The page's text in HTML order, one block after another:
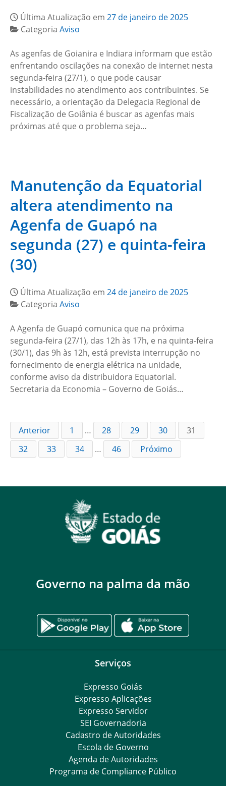
Última Atualização em 27 de janeiro de 2025
Categoria Aviso
As agenfas de Goianira e Indiara informam que estão
enfrentando oscilações na conexão de internet nesta
segunda-feira (27/1), o que pode causar
instabilidades no atendimento aos contribuintes. Se
necessário, a orientação da Delegacia Regional de
Fiscalização de Goiânia é buscar as agenfas mais
próximas até que o problema seja…
Manutenção da Equatorial
altera atendimento na
Agenfa de Guapó na
segunda (27) e quinta-feira
(30)
Última Atualização em 24 de janeiro de 2025
Categoria Aviso
A Agenfa de Guapó comunica que na próxima
segunda-feira (27/1), das 12h às 17h, e na quinta-feira
(30/1), das 9h às 12h, está prevista interrupção no
fornecimento de energia elétrica na unidade,
conforme aviso da distribuidora Equatorial.
Secretaria da Economia – Governo de Goiás…
Anterior 1 … 28 29 30
31
32
33 34 … 46 Próximo
Governo na palma da mão
Serviços
Expresso Goiás
Expresso Aplicações
Expresso Servidor
SEI Governadoria
Cadastro de Autoridades
Escola de Governo
Agenda de Autoridades
Programa de Compliance Público